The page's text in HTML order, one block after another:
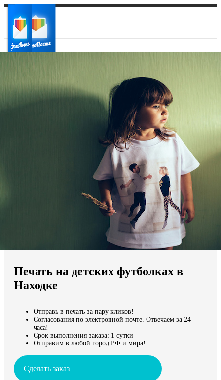
Ваш город:
Мы доставляем по всему миру
Продолжить без города
Печать на детских футболках в
Находке
Отправь в печать за пару кликов!
Согласования по электронной почте. Отвечаем за 24
часа!
Срок выполнения заказа: 1 сутки
Отправим в любой город РФ и мира!
Сделать заказ